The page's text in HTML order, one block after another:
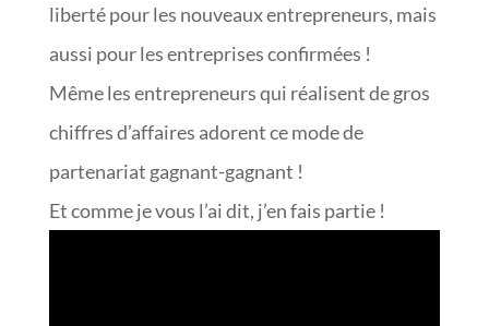
liberté pour les nouveaux entrepreneurs, mais
aussi pour les entreprises confirmées !
Même les entrepreneurs qui réalisent de gros
chiffres d’affaires adorent ce mode de
partenariat gagnant-gagnant !
Et comme je vous l’ai dit, j’en fais partie !